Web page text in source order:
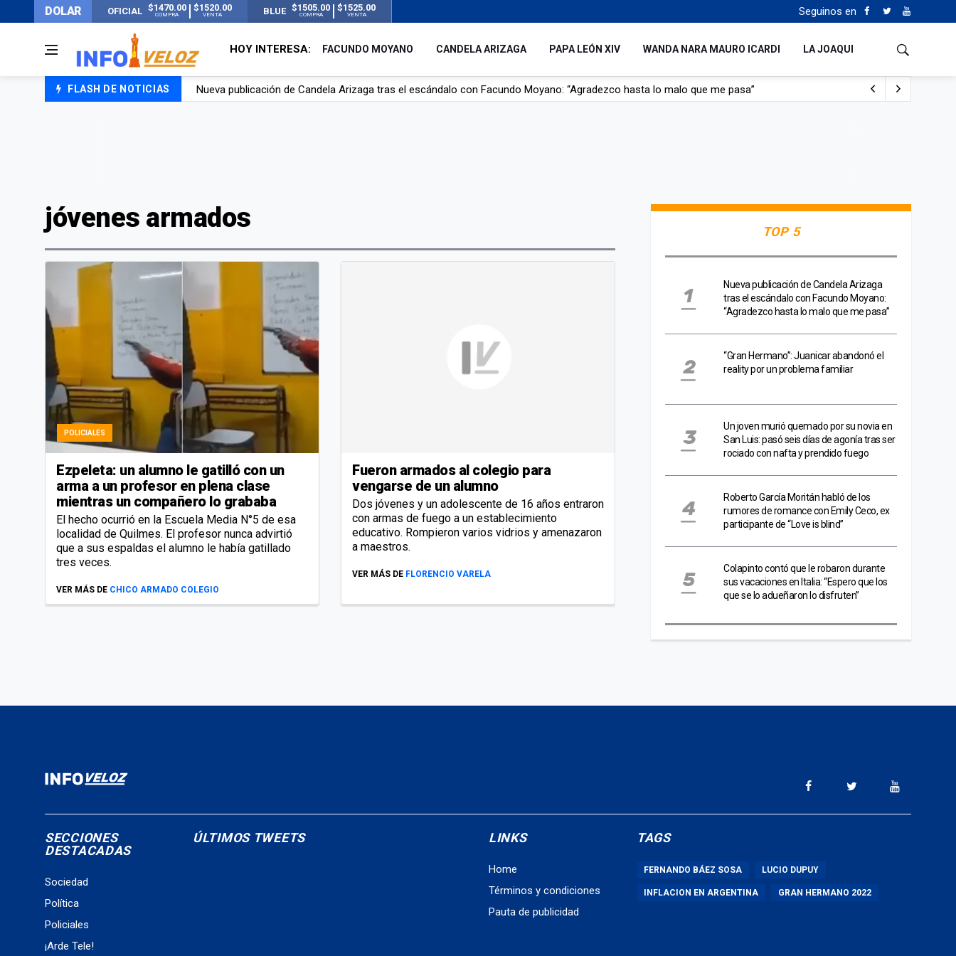
DOLAR OFICIAL $1470.00
COMPRA
$1520.00
VENTA BLUE $1505.00
COMPRA
$1525.00
VENTA Seguinos en
HOY INTERESA: FACUNDO MOYANO CANDELA ARIZAGA PAPA LEÓN XIV WANDA NARA MAURO ICARDI LA JOAQUI
FLASH DE NOTICIAS
Nueva publicación de Candela Arizaga tras el escándalo con Facundo Moyano: “Agradezco hasta lo malo que me pasa”
jóvenes armados
POLICIALES
Ezpeleta: un alumno le gatilló con un
arma a un profesor en plena clase
mientras un compañero lo grababa
El hecho ocurrió en la Escuela Media N°5 de esa
localidad de Quilmes. El profesor nunca advirtió
que a sus espaldas el alumno le había gatillado
tres veces.
VER MÁS DE CHICO ARMADO COLEGIO
Fueron armados al colegio para
vengarse de un alumno
Dos jóvenes y un adolescente de 16 años entraron
con armas de fuego a un establecimiento
educativo. Rompieron varios vidrios y amenazaron
a maestros.
VER MÁS DE FLORENCIO VARELA
TOP 5
Nueva publicación de Candela Arizaga
tras el escándalo con Facundo Moyano:
“Agradezco hasta lo malo que me pasa”
“Gran Hermano”: Juanicar abandonó el
reality por un problema familiar
Un joven murió quemado por su novia en
San Luis: pasó seis días de agonía tras ser
rociado con nafta y prendido fuego
Roberto García Moritán habló de los
rumores de romance con Emily Ceco, ex
participante de “Love is blind”
Colapinto contó que le robaron durante
sus vacaciones en Italia: “Espero que los
que se lo adueñaron lo disfruten”
SECCIONES
DESTACADAS
Sociedad
Política
Policiales
¡Arde Tele!
ÚLTIMOS TWEETS LINKS
Home
Términos y condiciones
Pauta de publicidad
TAGS
FERNANDO BÁEZ SOSA LUCIO DUPUY
INFLACION EN ARGENTINA GRAN HERMANO 2022